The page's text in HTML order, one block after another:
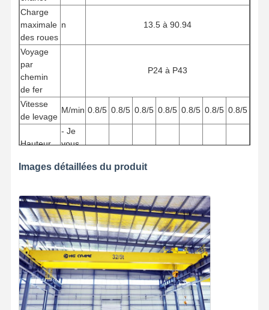
Charge
maximale
des roues
n 13.5 à 90.94
Voyage
par
chemin
de fer
P24 à P43
Vitesse
de levage
M/min 0.8/5 0.8/5 0.8/5 0.8/5 0.8/5 0.8/5 0.8/5
Hauteur
- Je
vous
prie
totale du
moteur
kW 4.31 4.31 4.31 4.31 4.67 4.67
Vitesse
de la grue
M/min
3 à
30
3 à
30
3 à
30
3 à
30
3 à
30
3 à
30
Vitesse
du chariot
M/min
2 à
20
2 à
20
2 à
20
2 à
20
2 à
20
2 à
20
Fonction
de travail
M5/A5
Images détaillées du produit